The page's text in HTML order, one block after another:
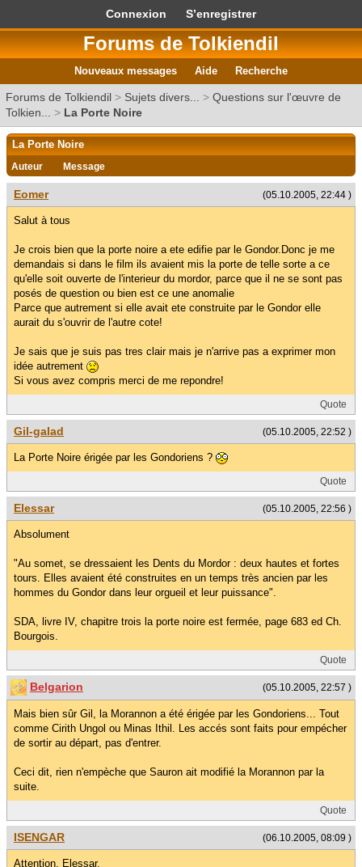
Connexion S’enregistrer
Forums de Tolkiendil
Nouveaux messages Aide Recherche
Forums de Tolkiendil > Sujets divers... > Questions sur l'œuvre de
Tolkien...
> La Porte Noire
La Porte Noire
Auteur Message
(05.10.2005, 22:44 )
Eomer
Salut à tous
Je crois bien que la porte noire a ete edifie par le Gondor.Donc je me
demandais si dans le film ils avaient mis la porte de telle sorte a ce
qu'elle soit ouverte de l'interieur du mordor, parce que il ne se sont pas
posés de question ou bien est ce une anomalie
Parce que autrement si elle avait ete construite par le Gondor elle
aurait du s'ouvrir de l'autre cote!
Je sais que je suis pas tres clair mais je n'arrive pas a exprimer mon
idée autrement
Si vous avez compris merci de me repondre!
Quote
(05.10.2005, 22:52 )
Gil-galad
La Porte Noire érigée par les Gondoriens ?
Quote
(05.10.2005, 22:56 )
Elessar
Absolument
"Au somet, se dressaient les Dents du Mordor : deux hautes et fortes
tours. Elles avaient été construites en un temps très ancien par les
hommes du Gondor dans leur orgueil et leur puissance".
SDA, livre IV, chapitre trois la porte noire est fermée, page 683 ed Ch.
Bourgois.
Quote
(05.10.2005, 22:57 )
Belgarion
Mais bien sûr Gil, la Morannon a été érigée par les Gondoriens... Tout
comme Cirith Ungol ou Minas Ithil. Les accés sont faits pour empécher
de sortir au départ, pas d'entrer.
Ceci dit, rien n'empèche que Sauron ait modifié la Morannon par la
suite.
Quote
(06.10.2005, 08:09 )
ISENGAR
Attention, Elessar.